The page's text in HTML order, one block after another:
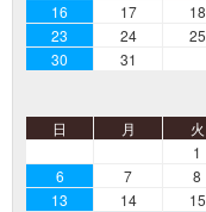
16
17 18
23
24 25
30
31
日 月 火
1
6
7 8
13
14 15